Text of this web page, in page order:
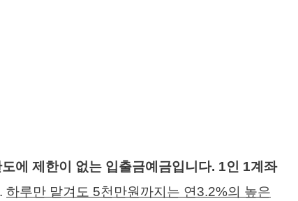
에 제한이 없는 입출금예금입니다. 1인 1계좌
하루만 맡겨도 5천만원까지는 연3.2%의 높은